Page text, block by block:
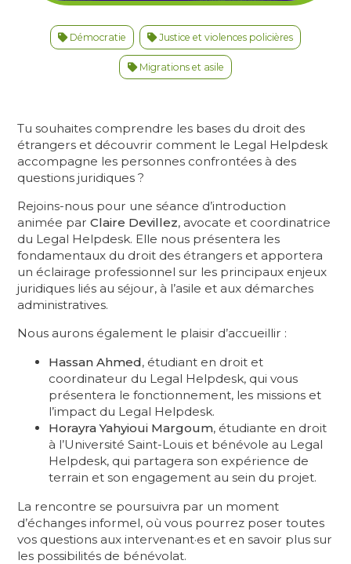
Démocratie Justice et violences policières
Migrations et asile
Tu souhaites comprendre les bases du droit des
étrangers et découvrir comment le Legal Helpdesk
accompagne les personnes confrontées à des
questions juridiques ?
Rejoins-nous pour une séance d’introduction
animée parClaire Devillez, avocate et coordinatrice
du Legal Helpdesk. Elle nous présentera les
fondamentaux du droit des étrangers et apportera
un éclairage professionnel sur les principaux enjeux
juridiques liés au séjour, à l’asile et aux démarches
administratives.
Nous aurons également le plaisir d’accueillir :
Hassan Ahmed, étudiant en droit et
coordinateur du Legal Helpdesk, qui vous
présentera le fonctionnement, les missions et
l’impact du Legal Helpdesk.
Horayra Yahyioui Margoum, étudiante en droit
à l’Université Saint-Louis et bénévole au Legal
Helpdesk, qui partagera son expérience de
terrain et son engagement au sein du projet.
La rencontre se poursuivra par un moment
d’échanges informel, où vous pourrez poser toutes
vos questions aux intervenant·es et en savoir plus sur
les possibilités de bénévolat.